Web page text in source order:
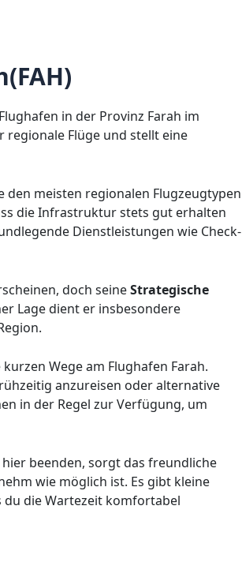
in der Provinz Farah im
Flüge und stellt eine
meisten regionalen Flugzeugtypen
die Infrastruktur stets gut erhalten
Dienstleistungen wie Check-
doch seineStrategische
Lage dient er insbesondere
Wege am Flughafen Farah.
anzureisen oder alternative
in der Regel zur Verfügung, um
beenden, sorgt das freundliche
wie möglich ist. Es gibt kleine
du die Wartezeit komfortabel